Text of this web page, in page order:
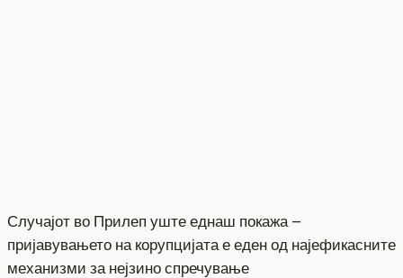
Случајот во Прилеп уште еднаш покажа –
пријавувањето на корупцијата е еден од најефикасните
механизми за нејзино спречување